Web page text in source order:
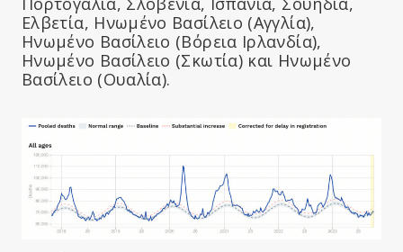
Ελβετία, Ηνωμένο Βασίλειο (Αγγλία),
Ηνωμένο Βασίλειο (Βόρεια Ιρλανδία),
Ηνωμένο Βασίλειο (Σκωτία) και Ηνωμένο
Βασίλειο (Ουαλία).